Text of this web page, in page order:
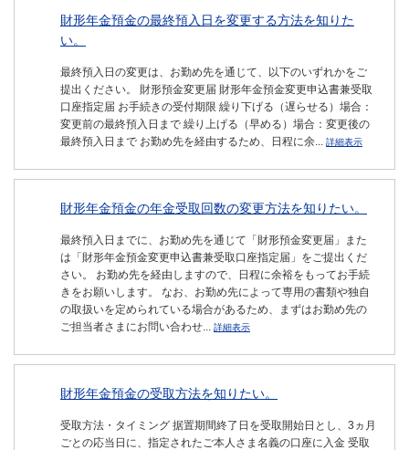
財形年金預金の最終預入日を変更する方法を知りた
い。
最終預入日の変更は、お勤め先を通じて、以下のいずれかをご
提出ください。 財形預金変更届 財形年金預金変更申込書兼受取
口座指定届 お手続きの受付期限 繰り下げる（遅らせる）場合：
変更前の最終預入日まで 繰り上げる（早める）場合：変更後の
最終預入日まで お勤め先を経由するため、日程に余... 詳細表示
財形年金預金の年金受取回数の変更方法を知りたい。
最終預入日までに、お勤め先を通じて「財形預金変更届」また
は「財形年金預金変更申込書兼受取口座指定届」をご提出くだ
さい。 お勤め先を経由しますので、日程に余裕をもってお手続
きをお願いします。 なお、お勤め先によって専用の書類や独自
の取扱いを定められている場合があるため、まずはお勤め先の
ご担当者さまにお問い合わせ... 詳細表示
財形年金預金の受取方法を知りたい。
受取方法・タイミング 据置期間終了日を受取開始日とし、3ヵ月
ごとの応当日に、指定されたご本人さま名義の口座に入金 受取